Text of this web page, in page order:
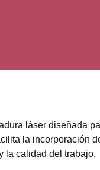
láser diseñada
la incorporación
la calidad del trabajo.